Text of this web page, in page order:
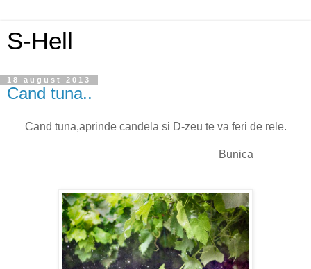
S-Hell
18 august 2013
Cand tuna..
Cand tuna,aprinde candela si D-zeu te va feri de rele.
Bunica